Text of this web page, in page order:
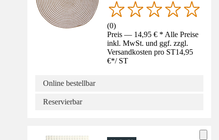
(0)
Preis — 14,95 € * Alle Preise
inkl. MwSt. und ggf. zzgl.
Versandkosten pro ST14,95
€*/ ST
Online bestellbar
Reservierbar